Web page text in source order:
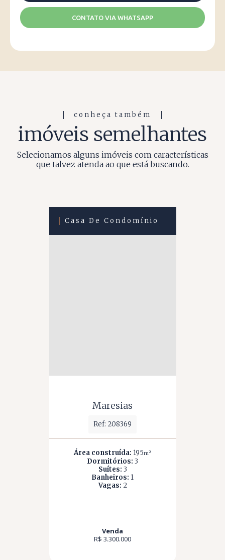
CONTATO VIA WHATSAPP
conheça também
imóveis semelhantes
Selecionamos alguns imóveis com características
que talvez atenda ao que está buscando.
Casa De Condomínio
Maresias
Ref: 208369
Área construída: 195m²
Dormitórios: 3
Suítes: 3
Banheiros: 1
Vagas: 2
Venda
R$ 3.300.000